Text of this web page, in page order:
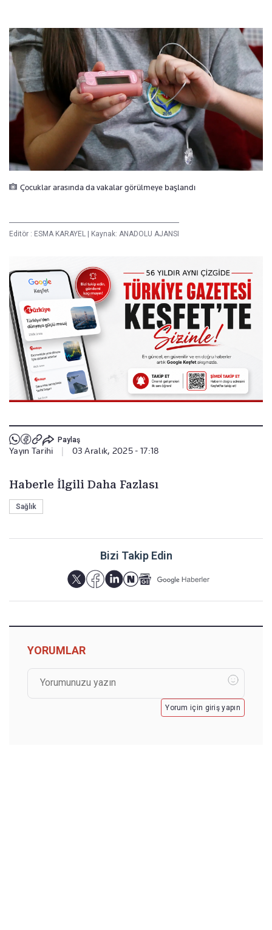
Çocuklar arasında da vakalar görülmeye başlandı
Editör : ESMA KARAYEL Kaynak: ANADOLU AJANSI
Paylaş
Yayın Tarihi 03 Aralık, 2025 - 17:18
Haberle İlgili Daha Fazlası
Sağlık
Bizi Takip Edin
YORUMLAR
Yorum için giriş yapın